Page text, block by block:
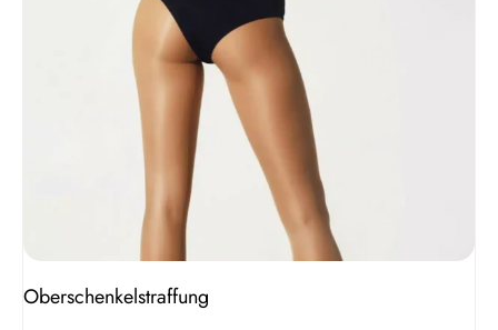
Oberschenkelstraffung